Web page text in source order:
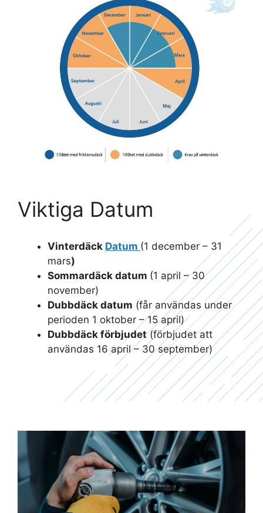
Viktiga Datum
Vinterdäck Datum (1 december – 31
mars)
Sommardäck datum (1 april – 30
november)
Dubbdäck datum (får användas under
perioden 1 oktober – 15 april)
Dubbdäck förbjudet(förbjudet att
användas 16 april – 30 september)